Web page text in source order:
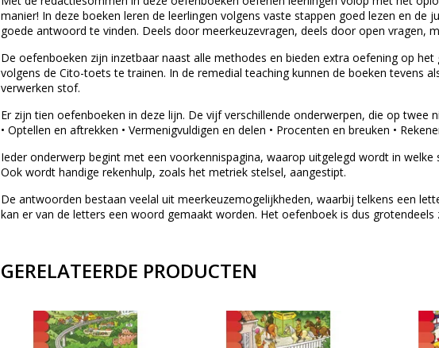
manier! In deze boeken leren de leerlingen volgens vaste stappen goed lezen en
goede antwoord te vinden. Deels door meerkeuzevragen, deels door open vragen,
De oefenboeken zijn inzetbaar naast alle methodes en bieden extra oefening op
volgens de Cito-toets te trainen. In de remedial teaching kunnen de boeken tevens
verwerken stof.
Er zijn tien oefenboeken in deze lijn. De vijf verschillende onderwerpen, die op twee
• Optellen en aftrekken • Vermenigvuldigen en delen • Procenten en breuken •
Ieder onderwerp begint met een voorkennispagina, waarop uitgelegd wordt in
Ook wordt handige rekenhulp, zoals het metriek stelsel, aangestipt.
De antwoorden bestaan veelal uit meerkeuzemogelijkheden, waarbij telkens een
kan er van de letters een woord gemaakt worden. Het oefenboek is dus grotendeels
GERELATEERDE PRODUCTEN